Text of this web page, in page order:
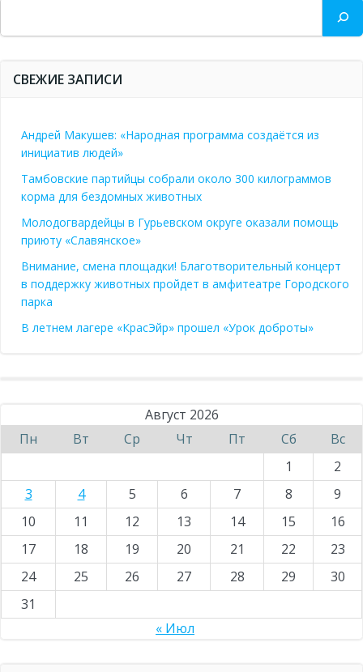
Поиск
СВЕЖИЕ ЗАПИСИ
Андрей Макушев: «Народная программа создаётся из
инициатив людей»
Тамбовские партийцы собрали около 300 килограммов
корма для бездомных животных
Молодогвардейцы в Гурьевском округе оказали помощь
приюту «Славянское»
Внимание, смена площадки! Благотворительный концерт
в поддержку животных пройдет в амфитеатре Городского
парка
В летнем лагере «КрасЭйр» прошел «Урок доброты»
Август 2026
Пн
Вт Ср Чт Пт Сб
Вс
1
2
3
4 5 6 7 8
9
10
11 12 13 14 15
16
17
18 19 20 21 22
23
24
25 26 27 28 29
30
31
« Июл